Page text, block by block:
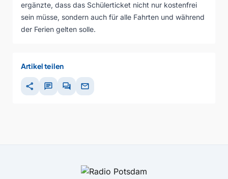
ergänzte, dass das Schülerticket nicht nur kostenfrei
sein müsse, sondern auch für alle Fahrten und während
der Ferien gelten solle.
Artikel teilen
share chat forum mail